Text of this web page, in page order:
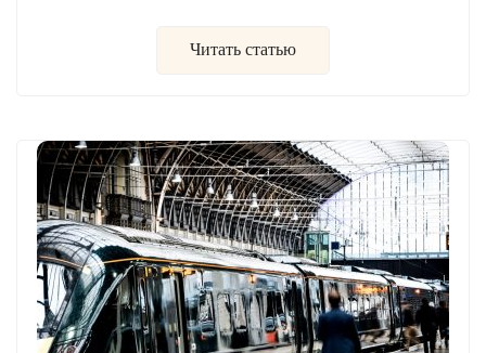
Читать статью